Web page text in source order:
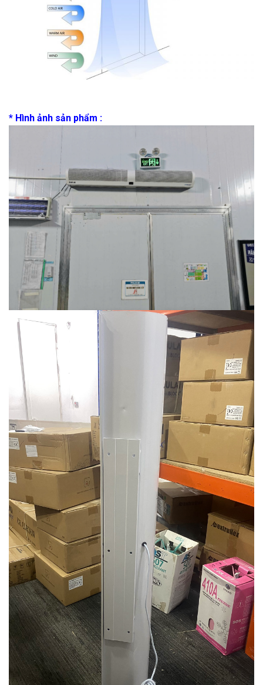
* Hình ảnh sản phẩm :